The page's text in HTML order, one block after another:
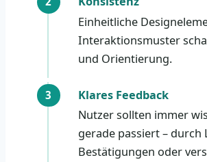
Einheitliche
Interaktionsmuster
und Orientierung.
Klares Feedback
Nutzer sollten immer
gerade passiert – durch
Bestätigungen oder